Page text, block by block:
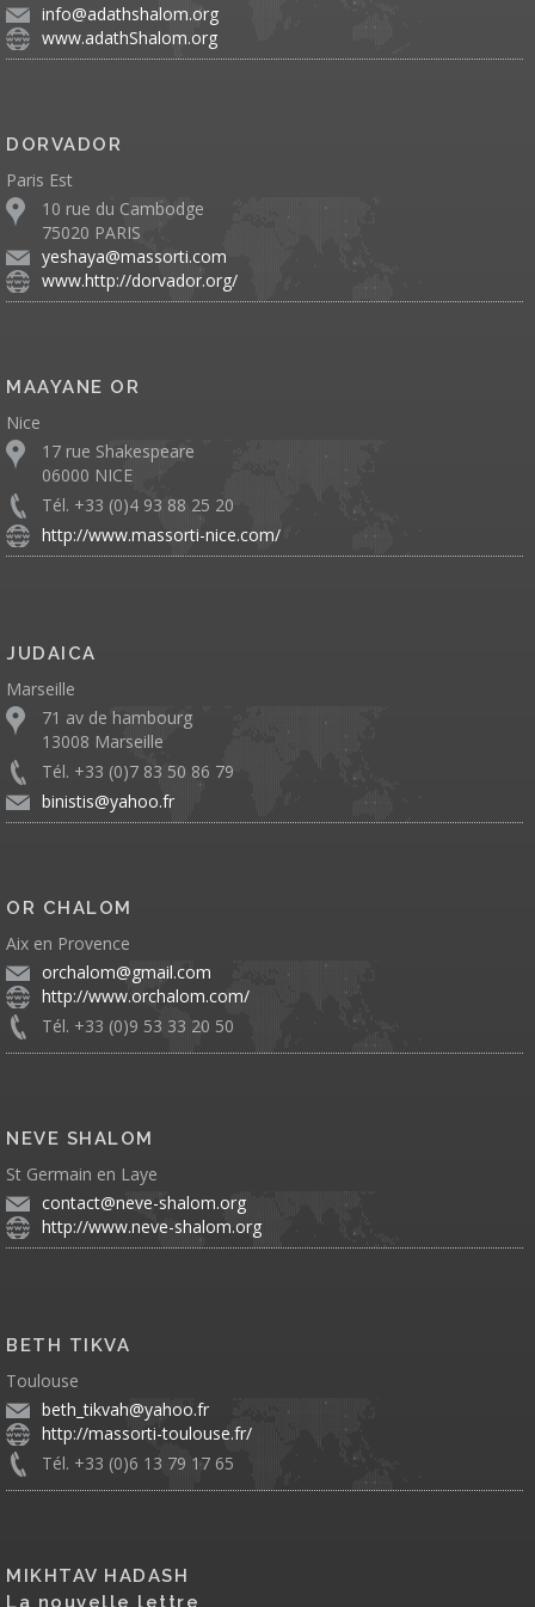
info@adathshalom.org
www.adathShalom.org
DORVADOR
Paris Est
10 rue du Cambodge
75020 PARIS
yeshaya@massorti.com
www.http://dorvador.org/
MAAYANE OR
Nice
17 rue Shakespeare
06000 NICE
Tél. +33 (0)4 93 88 25 20
http://www.massorti-nice.com/
JUDAICA
Marseille
71 av de hambourg
13008 Marseille
Tél. +33 (0)7 83 50 86 79
binistis@yahoo.fr
OR CHALOM
Aix en Provence
orchalom@gmail.com
http://www.orchalom.com/
Tél. +33 (0)9 53 33 20 50
NEVE SHALOM
St Germain en Laye
contact@neve-shalom.org
http://www.neve-shalom.org
BETH TIKVA
Toulouse
beth_tikvah@yahoo.fr
http://massorti-toulouse.fr/
Tél. +33 (0)6 13 79 17 65
MIKHTAV HADASH
La nouvelle lettre